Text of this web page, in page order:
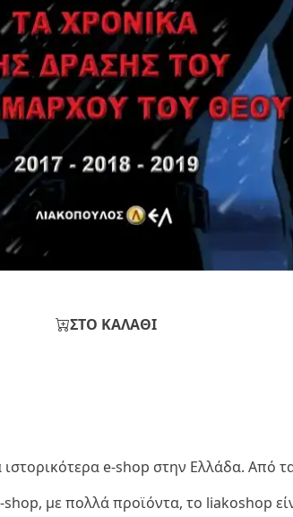
ΣΤΟ ΚΑΛΑΘΙ
ιστορικότερα e-shop στην Ελλάδα. Από
με πολλά προϊόντα, το liakoshop